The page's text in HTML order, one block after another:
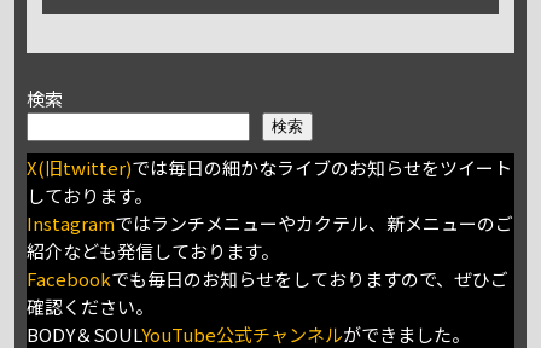
検索
検索
X(旧twitter)では毎日の細かなライブのお知らせをツイート
しております。
Instagramではランチメニューやカクテル、新メニューのご
紹介なども発信しております。
Facebookでも毎日のお知らせをしておりますので、ぜひご
確認ください。
BODY＆SOULYouTube公式チャンネルができました。